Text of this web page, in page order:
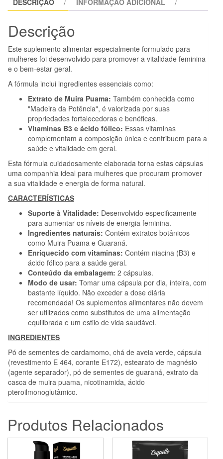
PARA
EXTREMA
2
UNIDADES
Descrição
Este suplemento alimentar especialmente formulado para
mulheres foi desenvolvido para promover a vitalidade feminina
e o bem-estar geral.
A fórmula inclui ingredientes essenciais como:
Extrato de Muira Puama: Também conhecida como
"Madeira da Potência", é valorizada por suas
propriedades fortalecedoras e benéficas.
Vitaminas B3 e ácido fólico: Essas vitaminas
complementam a composição única e contribuem para a
saúde e vitalidade em geral.
Esta fórmula cuidadosamente elaborada torna estas cápsulas
uma companhia ideal para mulheres que procuram promover
a sua vitalidade e energia de forma natural.
CARACTERÍSTICAS
Suporte à Vitalidade: Desenvolvido especificamente
para aumentar os níveis de energia feminina.
Ingredientes naturais: Contém extratos botânicos
como Muira Puama e Guaraná.
Enriquecido com vitaminas: Contém niacina (B3) e
ácido fólico para a saúde geral.
Conteúdo da embalagem: 2 cápsulas.
Modo de usar: Tomar uma cápsula por dia, inteira, com
bastante líquido. Não exceder a dose diária
recomendada! Os suplementos alimentares não devem
ser utilizados como substitutos de uma alimentação
equilibrada e um estilo de vida saudável.
INGREDIENTES
Pó de sementes de cardamomo, chá de aveia verde, cápsula
(revestimento E 464, corante E172), estearato de magnésio
(agente separador), pó de sementes de guaraná, extrato da
casca de muira puama, nicotinamida, ácido
pteroilmonoglutâmico.
Produtos Relacionados